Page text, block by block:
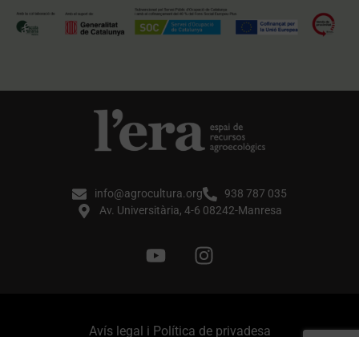
info@agrocultura.org
938 787 035
Av. Universitària, 4-6 08242-Manresa
Avís legal i Política de privadesa